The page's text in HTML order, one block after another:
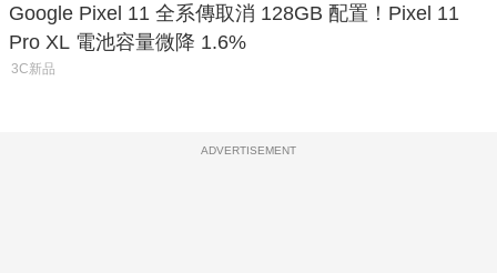
Google Pixel 11 全系傳取消 128GB 配置！Pixel 11
Pro XL 電池容量微降 1.6%
3C新品
ADVERTISEMENT